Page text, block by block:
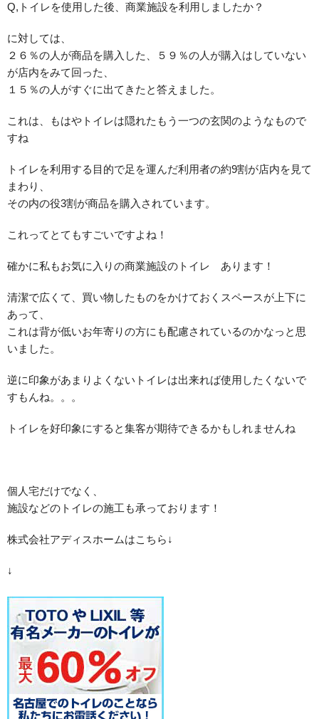
Q,トイレを使用した後、商業施設を利用しましたか？
に対しては、
２６％の人が商品を購入した、５９％の人が購入はしていない
が店内をみて回った、
１５％の人がすぐに出てきたと答えました。
これは、もはやトイレは隠れたもう一つの玄関のようなもので
すね
トイレを利用する目的で足を運んだ利用者の約9割が店内を見て
まわり、
その内の役3割が商品を購入されています。
これってとてもすごいですよね！
確かに私もお気に入りの商業施設のトイレ あります！
清潔で広くて、買い物したものをかけておくスペースが上下に
あって、
これは背が低いお年寄りの方にも配慮されているのかなっと思
いました。
逆に印象があまりよくないトイレは出来れば使用したくないで
すもんね。。。
トイレを好印象にすると集客が期待できるかもしれませんね
個人宅だけでなく、
施設などのトイレの施工も承っております！
株式会社アディスホームはこちら↓
↓